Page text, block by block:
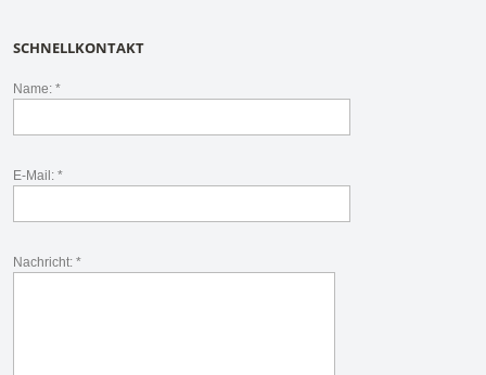
SCHNELLKONTAKT
Name: *
E-Mail: *
Nachricht: *